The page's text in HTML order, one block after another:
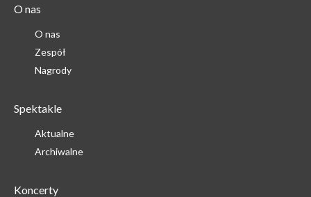
O nas
O nas
Zespół
Nagrody
Spektakle
Aktualne
Archiwalne
Koncerty